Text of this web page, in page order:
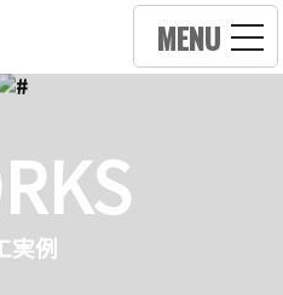
MENU
実例